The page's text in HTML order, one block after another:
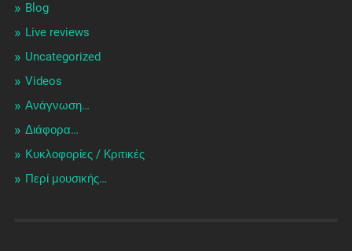
Blog
Live reviews
Uncategorized
Videos
Ανάγνωση…
Διάφορα…
Κυκλοφορίες / Kριτικές
Περί μουσικής…